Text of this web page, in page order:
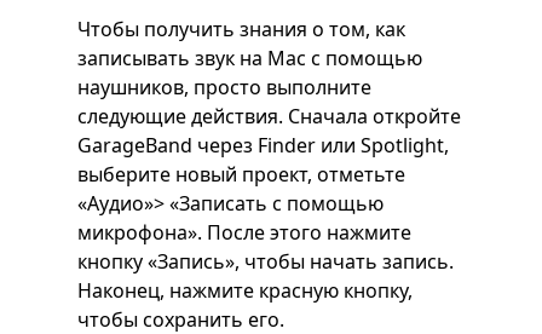
Чтобы получить знания о том, как
записывать звук на Mac с помощью
наушников, просто выполните
следующие действия. Сначала откройте
GarageBand через Finder или Spotlight,
выберите новый проект, отметьте
«Аудио»> «Записать с помощью
микрофона». После этого нажмите
кнопку «Запись», чтобы начать запись.
Наконец, нажмите красную кнопку,
чтобы сохранить его.